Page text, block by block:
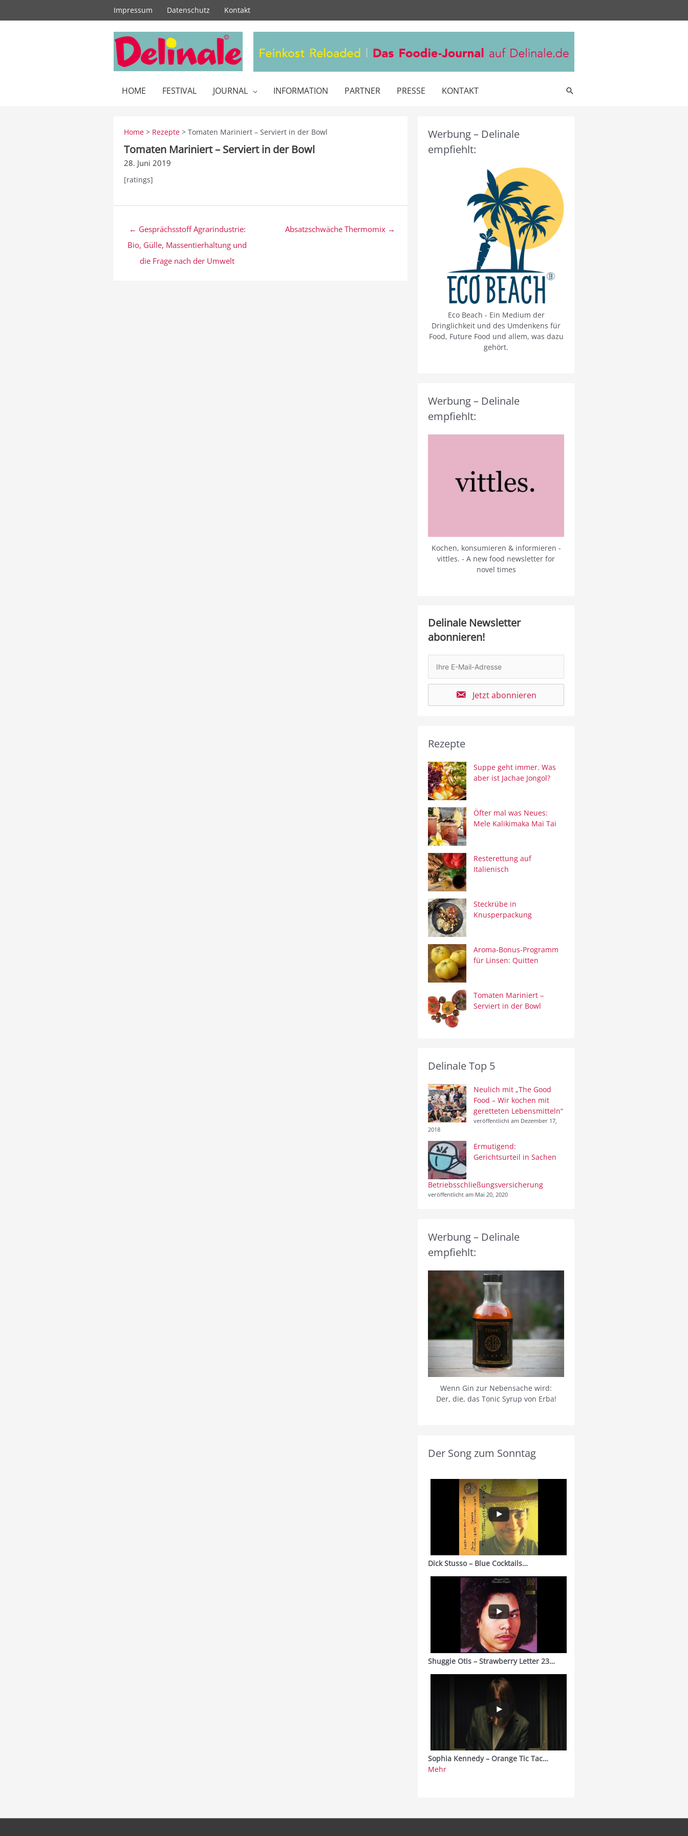
Impressum Datenschutz Kontakt
HOME FESTIVAL JOURNAL INFORMATION PARTNER PRESSE KONTAKT Suche
Home > Rezepte > Tomaten Mariniert – Serviert in der Bowl
Tomaten Mariniert – Serviert in der Bowl
28. Juni 2019
[ratings]
Beitragsnavigation
← Gesprächsstoff Agrarindustrie:
Bio, Gülle, Massentierhaltung und
die Frage nach der Umwelt
Absatzschwäche Thermomix →
Werbung – Delinale
empfiehlt:
Eco Beach - Ein Medium der
Dringlichkeit und des Umdenkens für
Food, Future Food und allem, was dazu
gehört.
Werbung – Delinale
empfiehlt:
Kochen, konsumieren & informieren -
vittles. - A new food newsletter for
novel times
Delinale Newsletter
abonnieren!
Jetzt abonnieren
Rezepte
Suppe geht immer. Was
aber ist Jachae Jongol?
Öfter mal was Neues:
Mele Kalikimaka Mai Tai
Resterettung auf
Italienisch
Steckrübe in
Knusperpackung
Aroma-Bonus-Programm
für Linsen: Quitten
Tomaten Mariniert –
Serviert in der Bowl
Delinale Top 5
Neulich mit „The Good
Food – Wir kochen mit
geretteten Lebensmitteln“
veröffentlicht am Dezember 17,
2018
Ermutigend:
Gerichtsurteil in Sachen
Betriebsschließungsversicherung
veröffentlicht am Mai 20, 2020
Werbung – Delinale
empfiehlt:
Wenn Gin zur Nebensache wird:
Der, die, das Tonic Syrup von Erba!
Der Song zum Sonntag
Dick Stusso – Blue Cocktails…
Shuggie Otis – Strawberry Letter 23…
Sophia Kennedy – Orange Tic Tac…
Mehr